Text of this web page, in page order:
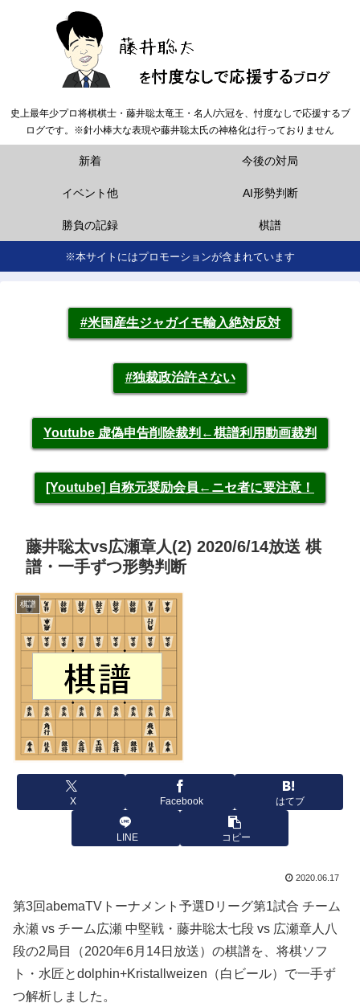
史上最年少プロ将棋棋士・藤井聡太竜王・名人/六冠を、忖度なしで応援するブ
ログです。※針小棒大な表現や藤井聡太氏の神格化は行っておりません
新着 今後の対局
イベント他 AI形勢判断
勝負の記録 棋譜
※本サイトにはプロモーションが含まれています
#米国産生ジャガイモ輸入絶対反対
#独裁政治許さない
Youtube 虚偽申告削除裁判←棋譜利用動画裁判
[Youtube] 自称元奨励会員←ニセ者に要注意！
藤井聡太vs広瀬章人(2) 2020/6/14放送 棋
譜・一手ずつ形勢判断
棋譜
X Facebook はてブ
LINE コピー
2020.06.17
第3回abemaTVトーナメント予選Dリーグ第1試合 チーム
永瀬 vs チーム広瀬 中堅戦・藤井聡太七段 vs 広瀬章人八
段の2局目（2020年6月14日放送）の棋譜を、将棋ソフ
ト・水匠とdolphin+Kristallweizen（白ビール）で一手ず
つ解析しました。